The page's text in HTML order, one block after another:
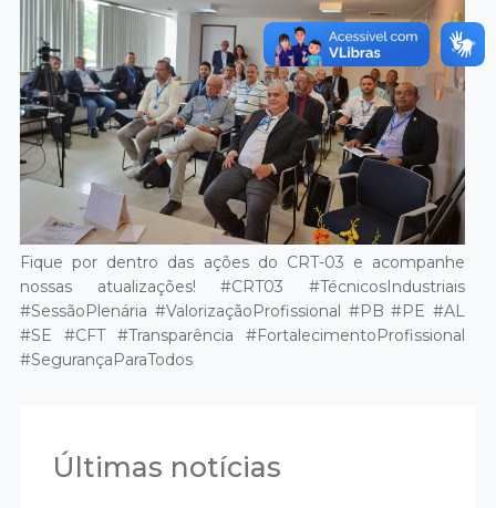
Fique por dentro das ações do CRT-03 e acompanhe
nossas atualizações! #CRT03 #TécnicosIndustriais
#SessãoPlenária #ValorizaçãoProfissional #PB #PE #AL
#SE #CFT #Transparência #FortalecimentoProfissional
#SegurançaParaTodos
Últimas notícias